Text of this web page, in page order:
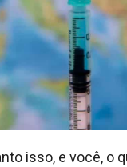
isso, e você, o